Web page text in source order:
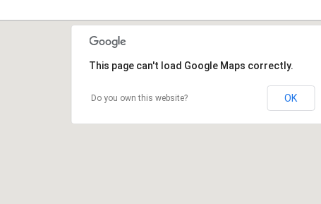
This page can't load Google Maps correctly.
Do you own this website? OK